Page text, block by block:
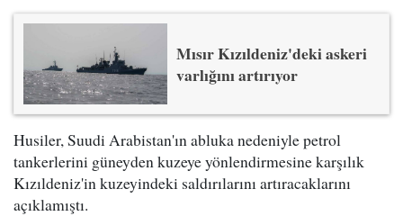
Mısır Kızıldeniz'deki askeri
varlığını artırıyor
Husiler, Suudi Arabistan'ın abluka nedeniyle petrol
tankerlerini güneyden kuzeye yönlendirmesine karşılık
Kızıldeniz'in kuzeyindeki saldırılarını artıracaklarını
açıklamıştı.